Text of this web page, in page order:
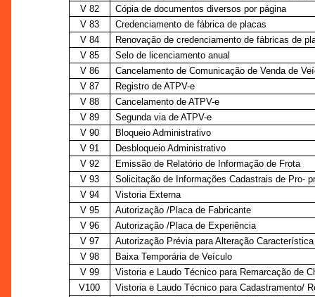
V 82
Cópia de documentos diversos por página
V 83
Credenciamento de fábrica de placas
V 84
Renovação de credenciamento de fábricas de
V 85
Selo de licenciamento anual
V 86
Cancelamento de Comunicação de Venda de
V 87
Registro de ATPV-e
V 88
Cancelamento de ATPV-e
V 89
Segunda via de ATPV-e
V 90
Bloqueio Administrativo
V 91
Desbloqueio Administrativo
V 92
Emissão de Relatório de Informação de Frota
V 93
Solicitação de Informações Cadastrais de Pro-
V 94
Vistoria Externa
V 95
Autorização /Placa de Fabricante
V 96
Autorização /Placa de Experiência
V 97
Autorização Prévia para Alteração
V 98
Baixa Temporária de Veículo
V 99
Vistoria e Laudo Técnico para Remarcação de
V100
Vistoria e Laudo Técnico para Cadastramento/